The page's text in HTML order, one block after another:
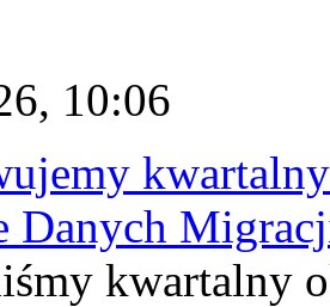
10:06
Danych
kwartalny